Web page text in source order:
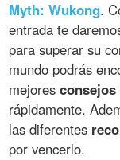
Myth: Wukong.
entrada te
para superar su
mundo podrás
mejoresconsejos
rápidamente.
las diferentes
por vencerlo.